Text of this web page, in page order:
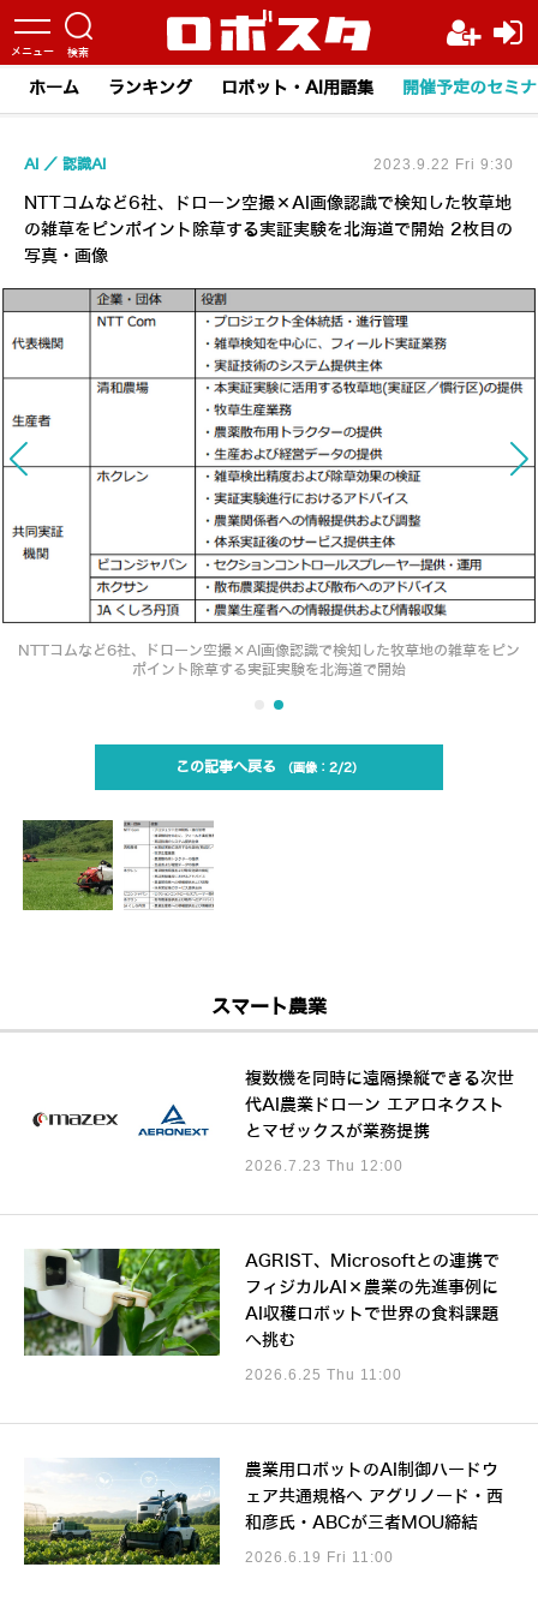
ホーム ランキング ロボット・AI用語集 開催予定のセミ
NTTコムなど6社、ドローン空撮×AI画像認識で検知した牧草地
の雑草をピンポイント除草する実証実験を北海道で開始 2枚目の
写真・画像
AI 認識AI 2023.9.22 Fri 9:30
NTTコムなど6社、ドローン空撮×AI画像認識で検知した牧草地の雑草をピン
ポイント除草する実証実験を北海道で開始
この記事へ戻る 2/2
スマート農業
複数機を同時に遠隔操縦できる次世
代AI農業ドローン エアロネクスト
とマゼックスが業務提携
2026.7.23 Thu 12:00
AGRIST、Microsoftとの連携で
フィジカルAI×農業の先進事例に
AI収穫ロボットで世界の食料課題
へ挑む
2026.6.25 Thu 11:00
農業用ロボットのAI制御ハードウ
ェア共通規格へ アグリノード・西
和彦氏・ABCが三者MOU締結
2026.6.19 Fri 11:00